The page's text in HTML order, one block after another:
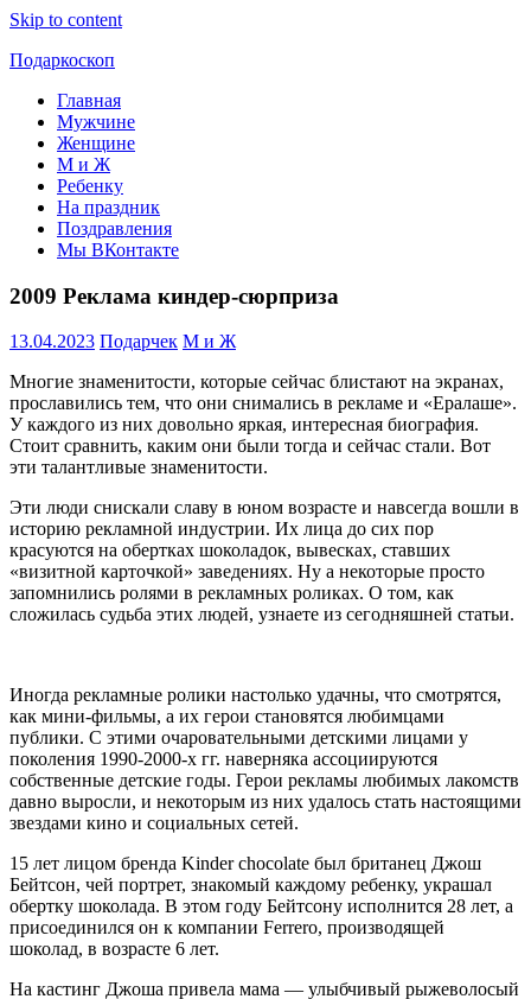
Skip to content
Подаркоскоп
Поможем
выбрать
подарить
Главная
Мужчине
Женщине
М и Ж
Ребенку
На праздник
Поздравления
Мы ВКонтакте
2009 Реклама киндер-сюрприза
13.04.2023 Подарчек М и Ж
Многие знаменитости, которые сейчас блистают на экранах,
прославились тем, что они снимались в рекламе и «Ералаше».
У каждого из них довольно яркая, интересная биография.
Стоит сравнить, каким они были тогда и сейчас стали. Вот
эти талантливые знаменитости.
Эти люди снискали славу в юном возрасте и навсегда вошли в
историю рекламной индустрии. Их лица до сих пор
красуются на обертках шоколадок, вывесках, ставших
«визитной карточкой» заведениях. Ну а некоторые просто
запомнились ролями в рекламных роликах. О том, как
сложилась судьба этих людей, узнаете из сегодняшней статьи.
Иногда рекламные ролики настолько удачны, что смотрятся,
как мини-фильмы, а их герои становятся любимцами
публики. С этими очаровательными детскими лицами у
поколения 1990-2000-х гг. наверняка ассоциируются
собственные детские годы. Герои рекламы любимых лакомств
давно выросли, и некоторым из них удалось стать настоящими
звездами кино и социальных сетей.
15 лет лицом бренда Kinder chocolate был британец Джош
Бейтсон, чей портрет, знакомый каждому ребенку, украшал
обертку шоколада. В этом году Бейтсону исполнится 28 лет, а
присоединился он к компании Ferrero, производящей
шоколад, в возрасте 6 лет.
На кастинг Джоша привела мама — улыбчивый рыжеволосый